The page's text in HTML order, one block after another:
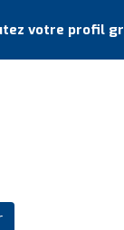
votre profil